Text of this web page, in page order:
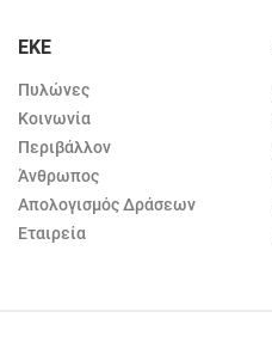
ΕΚΕ
Πυλώνες
Κοινωνία
Περιβάλλον
Άνθρωπος
Απολογισμός Δράσεων
Εταιρεία